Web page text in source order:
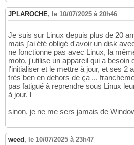
JPLAROCHE, le 10/07/2025 à 20h46
Je suis sur Linux depuis plus de 20
mais j'ai été obligé d'avoir un disk
ne fonctionne pas avec Linux, la
moto, j'utilise un appareil qui a besoin
l'initialiser et le mettre à jour, et ses 2
très ben en dehors de ça ...
pas fatigué à reprendre sous Linux
à jour. l
sinon, je ne me sers jamais de
weed , le 10/07/2025 à 23h47